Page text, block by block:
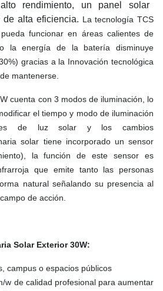
rendimiento, un panel solar
de alta eficiencia. La tecnología TCS
funcionar en áreas calientes de
la energía de la batería disminuye
gracias a la Innovación tecnológica
mantenerse.
cuenta con 3 modos de iluminación, lo
el tiempo y modo de iluminación
de luz solar y los cambios
solar tiene incorporado un sensor
la función de este sensor es
que emite tanto las personas
natural señalando su presencia al
de acción.
Solar Exterior 30W:
campus o espacios públicos
w de calidad profesional para aumentar